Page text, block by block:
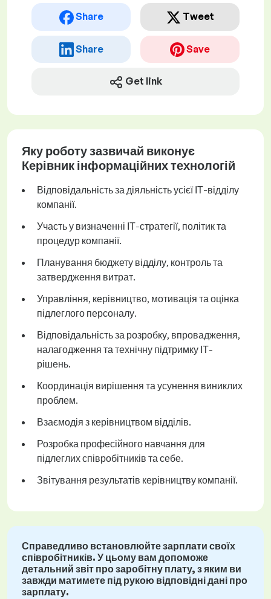
Share Tweet
Share Save
Get link
Яку роботу зазвичай виконує
Керівник інформаційних технологій
Відповідальність за діяльність усієї ІТ-відділу
компанії.
Участь у визначенні ІТ-стратегії, політик та
процедур компанії.
Планування бюджету відділу, контроль та
затвердження витрат.
Управління, керівництво, мотивація та оцінка
підлеглого персоналу.
Відповідальність за розробку, впровадження,
налагодження та технічну підтримку ІТ-
рішень.
Координація вирішення та усунення виниклих
проблем.
Взаємодія з керівництвом відділів.
Розробка професійного навчання для
підлеглих співробітників та себе.
Звітування результатів керівництву компанії.
Справедливо встановлюйте зарплати своїх
співробітників. У цьому вам допоможе
детальний звіт про заробітну плату, з яким ви
завжди матимете під рукою відповідні дані про
зарплату.